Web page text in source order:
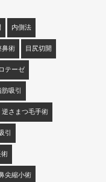
内側法
鼻術 目尻切開
テーゼ
肪吸引
逆さまつ毛手術
引
術
尖縮小術